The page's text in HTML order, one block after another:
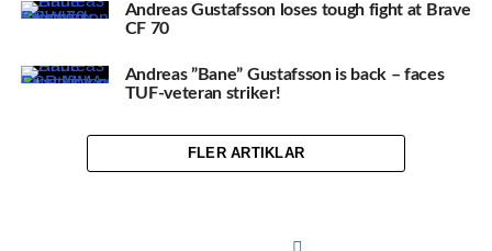
Andreas Gustafsson loses tough fight at Brave
CF 70
Andreas ”Bane” Gustafsson is back – faces
TUF-veteran striker!
FLER ARTIKLAR